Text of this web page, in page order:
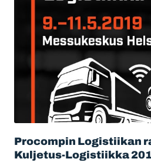
Procompin Logistiikan
Kuljetus-Logistiikka